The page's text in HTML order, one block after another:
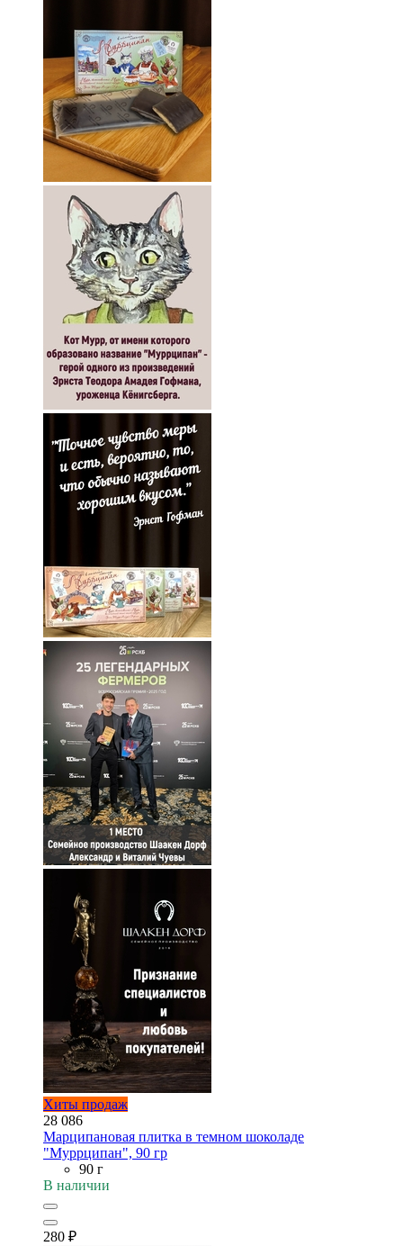
Хиты продаж
28 086
Марципановая плитка в темном шоколаде
"Муррципан", 90 гр
90 г
В наличии
280 ₽